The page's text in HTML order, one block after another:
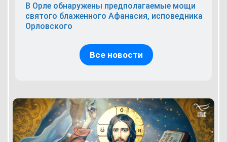
В Орле обнаружены предполагаемые мощи
святого блаженного Афанасия, исповедника
Орловского
Все новости